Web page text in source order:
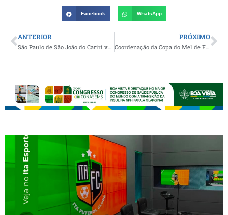
Facebook WhatsApp
ANTERIOR PRÓXIMO
Coordenação da Copa do Mel de Futebol realizará reunião arbitral neste próximo sábado em São José dos Cordeiros